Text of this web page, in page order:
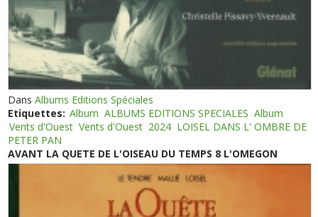
DansAlbums Editions Spéciales
Etiquettes: Album ALBUMS EDITIONS SPECIALES Album
Vents d'Ouest Vents d'Ouest 2024 LOISEL DANS L' OMBRE DE
PETER PAN
AVANT LA QUETE DE L'OISEAU DU TEMPS 8 L'OMEGON